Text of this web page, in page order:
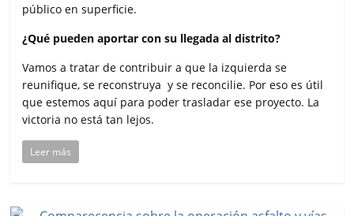
público en superficie.
¿Qué pueden aportar con su llegada al distrito?
Vamos a tratar de contribuir a que la izquierda se
reunifique, se reconstruya y se reconcilie. Por eso es útil
que estemos aquí para poder trasladar ese proyecto. La
victoria no está tan lejos.
Leer más